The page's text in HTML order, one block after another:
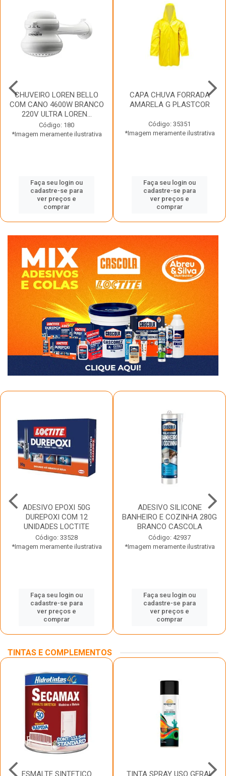
CHUVEIRO LOREN BELLO
COM CANO 4600W BRANCO
220V ULTRA LOREN...
Código: 180
*Imagem meramente ilustrativa
Faça seu login ou
cadastre-se para
ver preços e
comprar
CAPA CHUVA FORRADA
AMARELA G PLASTCOR
Código: 35351
*Imagem meramente ilustrativa
Faça seu login ou
cadastre-se para
ver preços e
comprar
ADESIVO EPOXI 50G
DUREPOXI COM 12
UNIDADES LOCTITE
Código: 33528
*Imagem meramente ilustrativa
Faça seu login ou
cadastre-se para
ver preços e
comprar
ADESIVO SILICONE
BANHEIRO E COZINHA 280G
BRANCO CASCOLA
Código: 42937
*Imagem meramente ilustrativa
Faça seu login ou
cadastre-se para
ver preços e
comprar
TINTAS E COMPLEMENTOS
ESMALTE SINTETICO TINTA SPRAY USO GERAL